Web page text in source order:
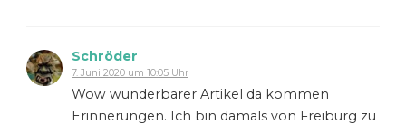
Schröder
7. Juni 2020 um 10:05 Uhr
Wow wunderbarer Artikel da kommen
Erinnerungen. Ich bin damals von Freiburg zu